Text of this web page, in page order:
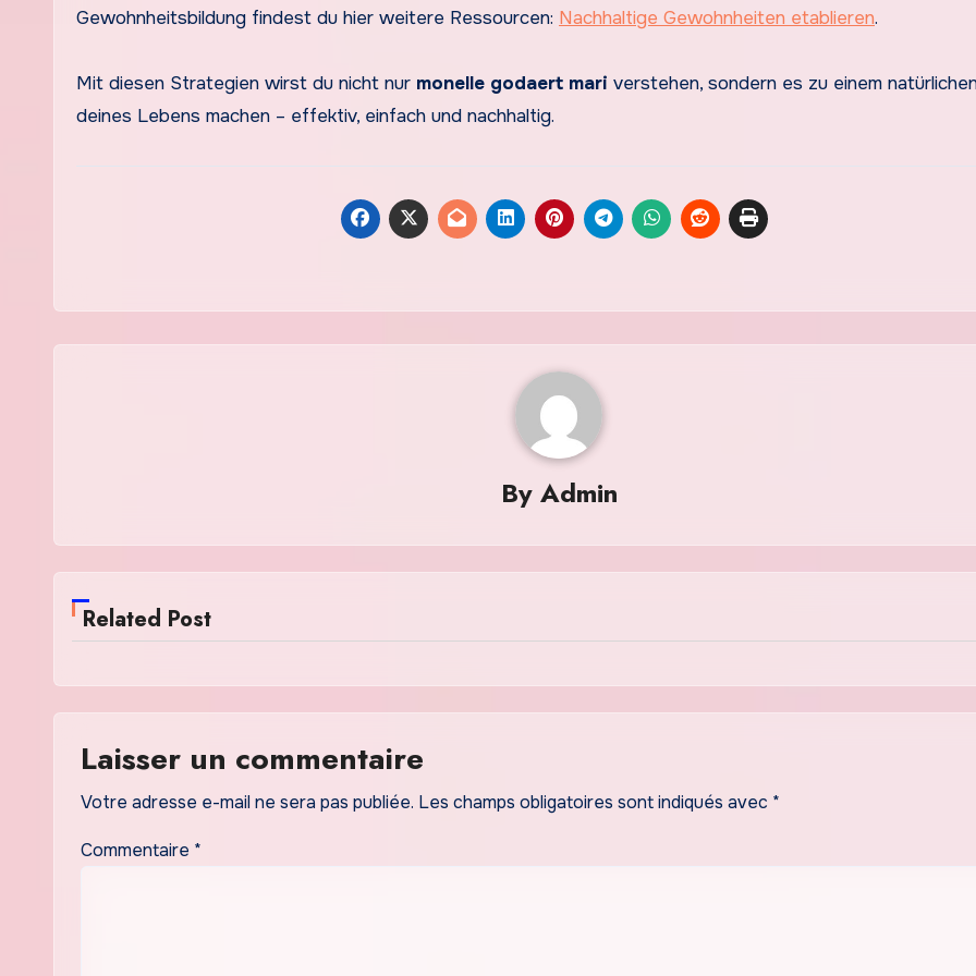
Gewohnheitsbildung findest du hier weitere Ressourcen: Nachhaltige Gewohnheiten etablieren.
Mit diesen Strategien wirst du nicht nur monelle godaert mari verstehen, sondern es zu einem
deines Lebens machen – effektiv, einfach und nachhaltig.
By Admin
Related Post
Laisser un commentaire
Votre adresse e-mail ne sera pas publiée. Les champs obligatoires sont indiqués avec *
Commentaire *